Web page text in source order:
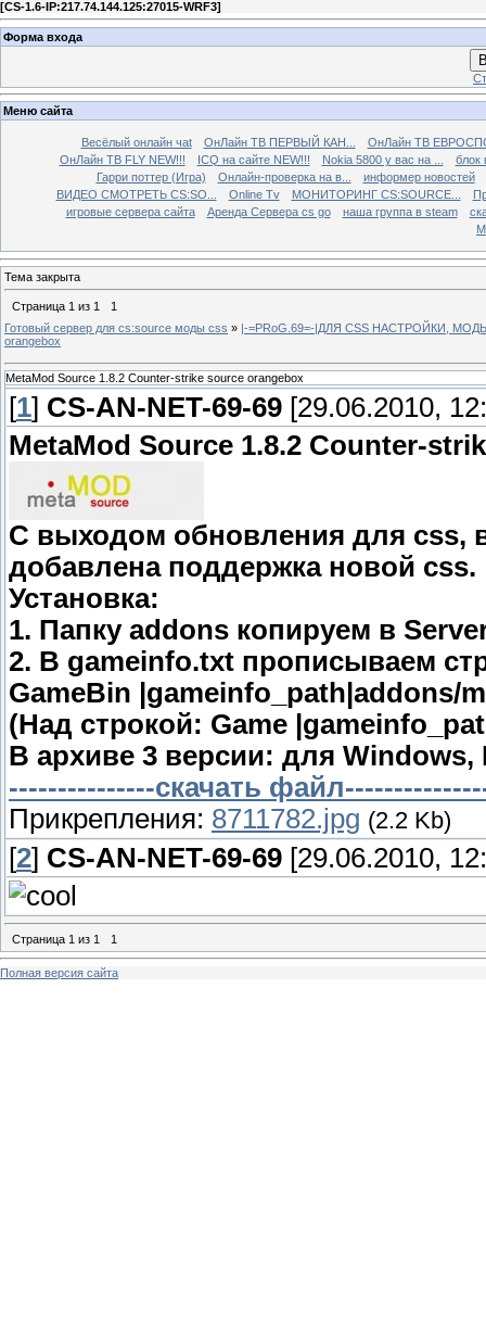
[CS-1.6-IP:217.74.144.125:27015-WRF3]
Форма входа
Меню сайта
Весёлый онлайн чаt ОнЛайн ТВ ПЕРВЫЙ КАН...
ОнЛайн ТВ
ОнЛайн ТВ FLY NEW!!!
ICQ на сайте NEW!!! Nokia 5800 у вас на ...
блок
Гарри поттер (Игра)
Онлайн-проверка на в...
информер новостей
ВИДЕО СМОТРЕТЬ CS:SO...
Online Tv МОНИТОРИНГ CS:SOURCE...
игровые сервера сайта
Аренда Сервера cs go наша группа в steam
Тема закрыта
Страница 1 из 1
1
Готовый сервер для cs:source моды css » |-=PRoG.69=-|ДЛЯ CSS НАСТРОЙКИ,
orangebox
MetaMod Source 1.8.2 Counter-strike source orangebox
[1] CS-AN-NET-69-69 [29.06.2010,
MetaMod Source 1.8.2 Counter-
С выходом обновления для
добавлена поддержка новой css.
Установка:
1. Папку addons копируем в
2. В gameinfo.txt прописываем
GameBin |gameinfo_path|addons/
(Над строкой: Game
В архиве 3 версии: для Windows,
---------------скачать
Прикрепления: 8711782.jpg (2.2 Kb)
[2] CS-AN-NET-69-69 [29.06.2010,
Страница 1 из 1 1
Полная версия сайта